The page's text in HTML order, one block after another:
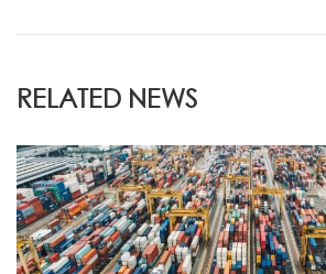
RELATED NEWS